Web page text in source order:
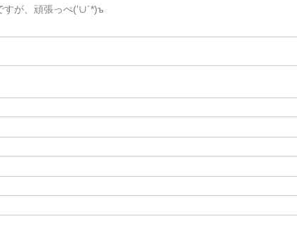
が、頑張っぺ(‘∪´*)ъ